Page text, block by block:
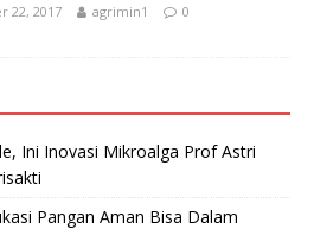
22, 2017 agrimin1 0
Ini Inovasi Mikroalga Prof Astri
Pangan Aman Bisa Dalam